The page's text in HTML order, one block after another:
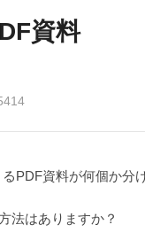
資料
PDF資料が何個か分
法はありますか？